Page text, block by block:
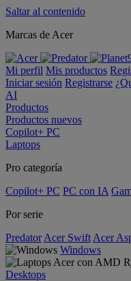
Saltar al contenido
Marcas de Acer
Mi perfil Mis productos
Iniciar sesión Registrarse
AI
Productos
Productos nuevos
Copilot+ PC
Laptops
Pro categoría
Copilot+ PC PC con IA
Por serie
Predator Acer Swift Acer
Windows
Desktops